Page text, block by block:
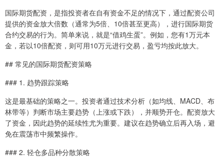
国际期货配资，是指投资者在自有资金不足的情况下，通过配资公司
提供的资金放大倍数（通常为5倍、10倍甚至更高），进行国际期货
合约交易的行为。简单来说，就是“借鸡生蛋”。例如，您有1万元本
金，若以10倍配资，则可用10万元进行交易，盈亏均按此放大。
## 常见的国际期货配资策略
### 1. 趋势跟踪策略
这是最基础的策略之一。投资者通过技术分析（如均线、MACD、布
林带等）判断市场主要趋势（上涨或下跌），并顺势开仓。配资放大
了资金，因此趋势的延续性尤为重要。建议在趋势确立后再入场，避
免在震荡市中频繁操作。
### 2. 轻仓多品种分散策略